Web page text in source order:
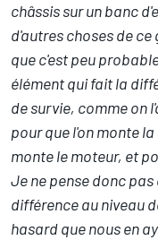
châssis sur un banc
d'autres choses de
que c'est peu
élément qui fait la
de survie, comme on
pour que l'on monte
monte le moteur, et
Je ne pense donc
différence au niveau
hasard que nous en